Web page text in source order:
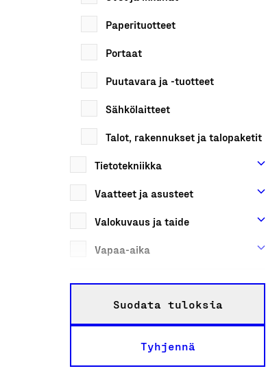
Paperituotteet
Portaat
Puutavara ja -tuotteet
Sähkölaitteet
Talot, rakennukset ja talopaketit
Tietotekniikka
Vaatteet ja asusteet
Valokuvaus ja taide
Vapaa-aika
Suodata tuloksia
Tyhjennä